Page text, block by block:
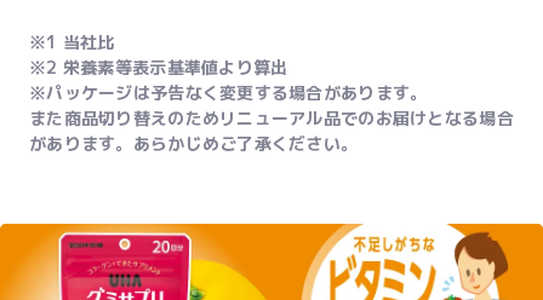
※1 当社比
※2 栄養素等表示基準値より算出
※パッケージは予告なく変更する場合があります。
また商品切り替えのためリニューアル品でのお届けとなる場合
があります。あらかじめご了承ください。